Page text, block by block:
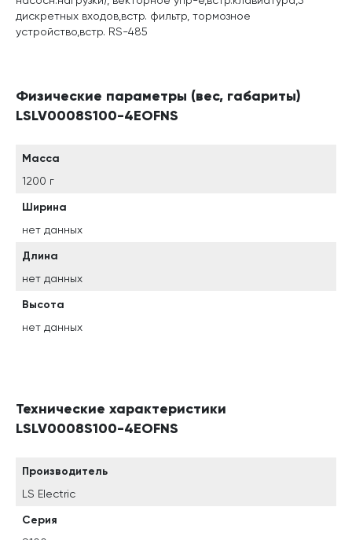
дискретных входов,встр. фильтр, тормозное
устройство,встр. RS-485
Физические параметры (вес, габариты)
LSLV0008S100-4EOFNS
Масса
1200 г
Ширина
нет данных
Длина
нет данных
Высота
нет данных
Технические характеристики
LSLV0008S100-4EOFNS
Производитель
LS Electric
Серия